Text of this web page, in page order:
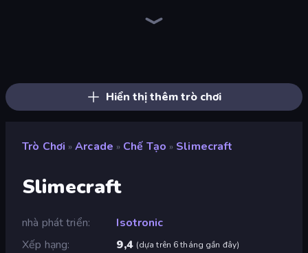
Hiển thị thêm trò chơi
Trò Chơi » Arcade » Chế Tạo » Slimecraft
Slimecraft
nhà phát triển
Isotronic
Xếp hạng
9,4 (dựa trên 6 tháng gần đây)